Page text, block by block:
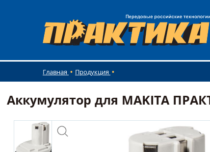
Главная Продукция
Аккумулятор для MAKITA